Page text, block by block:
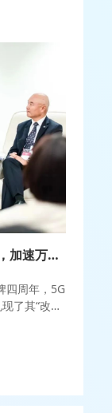
5G商用四周年：夯实泛在千兆网络，加速万兆融合创新
四周年，5G
了其“改变